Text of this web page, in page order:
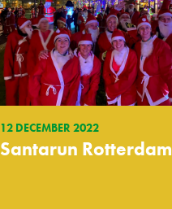
12 DECEMBER 2022
Santarun Rotterdam